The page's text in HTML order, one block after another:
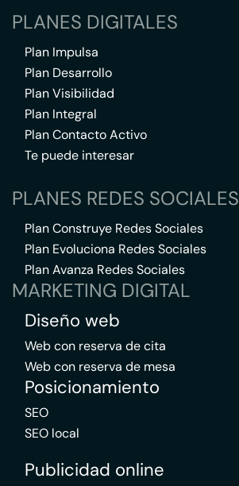
PLANES DIGITALES
Plan Impulsa
Plan Desarrollo
Plan Visibilidad
Plan Integral
Plan Contacto Activo
Te puede interesar
PLANES REDES SOCIALES
Plan Construye Redes Sociales
Plan Evoluciona Redes Sociales
Plan Avanza Redes Sociales
MARKETING DIGITAL
Diseño web
Web con reserva de cita
Web con reserva de mesa
Posicionamiento
SEO
SEO local
Publicidad online